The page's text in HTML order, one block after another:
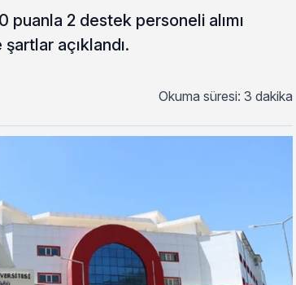
puanla 2 destek personeli alımı
açıklandı.
Okuma süresi: 3 dakika